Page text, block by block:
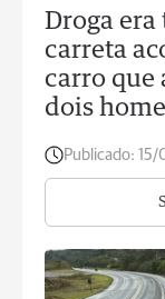
Droga
carreta
carro que
dois
Publicado: 15/